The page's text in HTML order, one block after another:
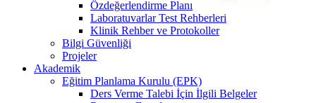
Özdeğerlendirme Planı
Laboratuvarlar Test Rehberleri
Klinik Rehber ve Protokoller
Bilgi Güvenliği
Projeler
Akademik
Eğitim Planlama Kurulu (EPK)
Ders Verme Talebi İçin İlgili Belgeler